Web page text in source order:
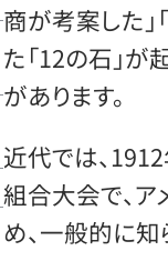
商が考案した
た「12の石」が
があります。
近代では、
組合大会で、
め、一般的に知